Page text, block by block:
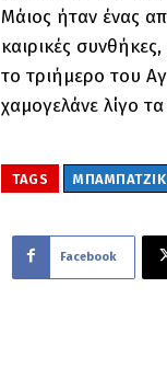
Μάιος ήταν ένας
καιρικές
το τριήμερο του
χαμογελάνε λίγο
TAGS
Facebook